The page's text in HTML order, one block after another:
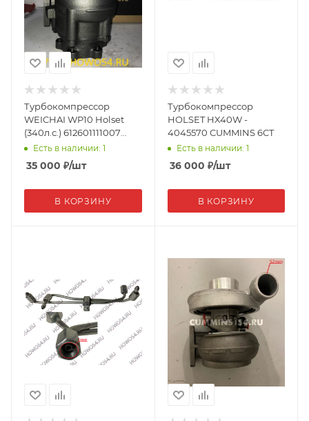
Турбокомпрессор
WEICHAI WP10 Holset
(340л.с.) 612601111007
(5470508)
Есть в наличии: 1
35 000 ₽/шт
В КОРЗИНУ
Турбокомпрессор
HOLSET HX40W -
4045570 CUMMINS 6CT
Есть в наличии: 1
36 000 ₽/шт
В КОРЗИНУ